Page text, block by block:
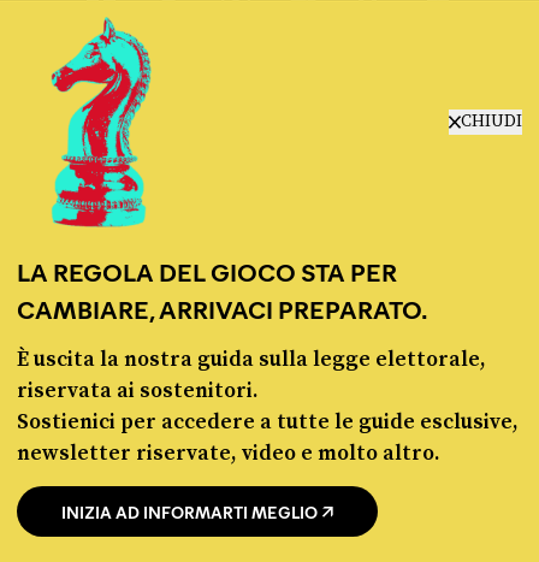
CHIUDI
LA REGOLA DEL GIOCO STA PER
CAMBIARE, ARRIVACI PREPARATO.
È uscita la nostra guida sulla legge elettorale,
riservata ai sostenitori.
Sostienici per accedere a tutte le guide esclusive,
newsletter riservate, video e molto altro.
INIZIA AD INFORMARTI MEGLIO
contattaci